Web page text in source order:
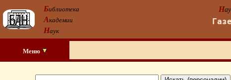
Библиотека
Академии
Наук
Н
Меню